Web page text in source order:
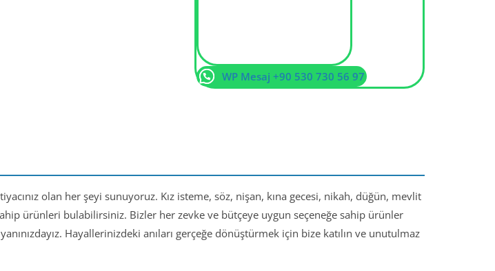
WP Mesaj +90 530 730 56 97
olan her şeyi sunuyoruz. Kız isteme, söz, nişan, kına gecesi, nikah, düğün, mevlit
ürünleri bulabilirsiniz. Bizler her zevke ve bütçeye uygun seçeneğe sahip ürünler
Hayallerinizdeki anıları gerçeğe dönüştürmek için bize katılın ve unutulmaz